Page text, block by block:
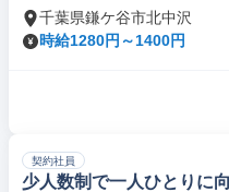
千葉県鎌ケ谷市北中沢
時給1280円～1400円
契約社員
少人数制で一人ひとりに